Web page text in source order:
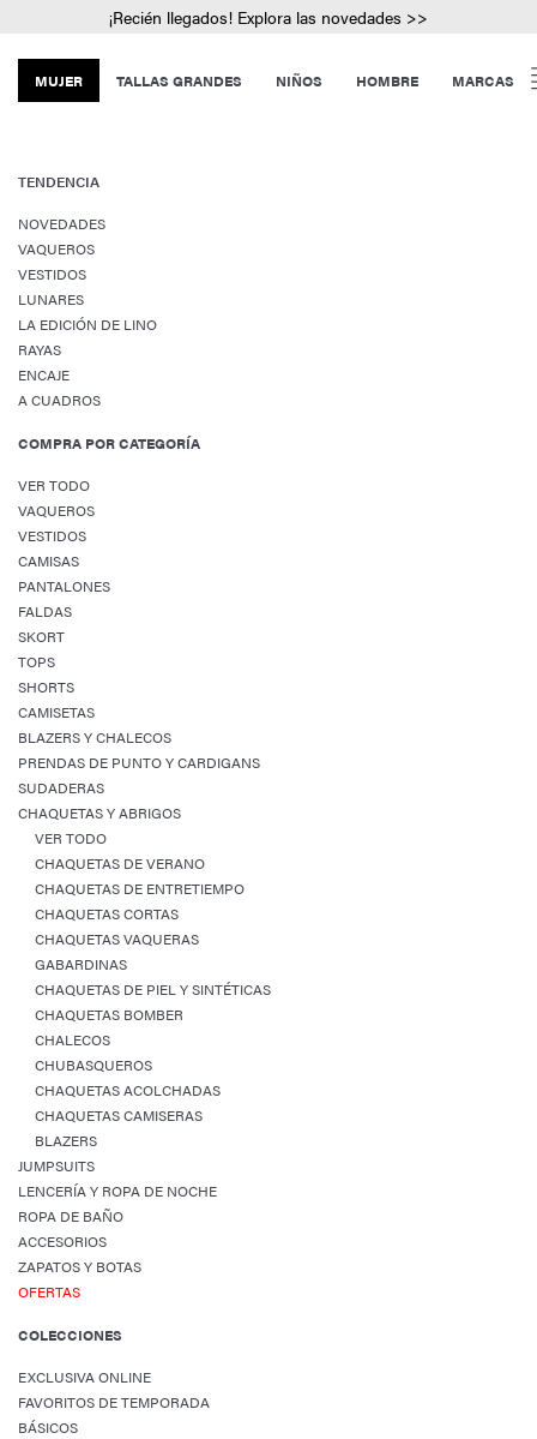
¡Recién llegados! Explora las novedades >>
MUJER TALLAS GRANDES NIÑOS HOMBRE MARCAS
TENDENCIA
NOVEDADES
VAQUEROS
VESTIDOS
LUNARES
LA EDICIÓN DE LINO
RAYAS
ENCAJE
A CUADROS
COMPRA POR CATEGORÍA
VER TODO
VAQUEROS
VESTIDOS
CAMISAS
PANTALONES
FALDAS
SKORT
TOPS
SHORTS
CAMISETAS
BLAZERS Y CHALECOS
PRENDAS DE PUNTO Y CARDIGANS
SUDADERAS
CHAQUETAS Y ABRIGOS
VER TODO
CHAQUETAS DE VERANO
CHAQUETAS DE ENTRETIEMPO
CHAQUETAS CORTAS
CHAQUETAS VAQUERAS
GABARDINAS
CHAQUETAS DE PIEL Y SINTÉTICAS
CHAQUETAS BOMBER
CHALECOS
CHUBASQUEROS
CHAQUETAS ACOLCHADAS
CHAQUETAS CAMISERAS
BLAZERS
JUMPSUITS
LENCERÍA Y ROPA DE NOCHE
ROPA DE BAÑO
ACCESORIOS
ZAPATOS Y BOTAS
OFERTAS
COLECCIONES
EXCLUSIVA ONLINE
FAVORITOS DE TEMPORADA
BÁSICOS